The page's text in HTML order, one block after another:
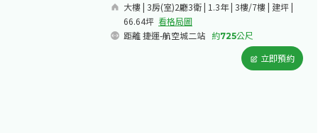
大樓 | 3房(室)2廳3衛 | 1.3年 | 3樓/7樓 | 建坪 |
66.64坪 看格局圖
距離 捷運-航空城二站
約725公尺
立即預約